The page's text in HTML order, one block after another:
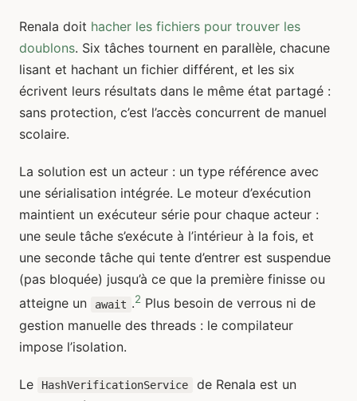
Renala doit hacher les fichiers pour trouver les
doublons. Six tâches tournent en parallèle, chacune
lisant et hachant un fichier différent, et les six
écrivent leurs résultats dans le même état partagé :
sans protection, c’est l’accès concurrent de manuel
scolaire.
La solution est un acteur : un type référence avec
une sérialisation intégrée. Le moteur d’exécution
maintient un exécuteur série pour chaque acteur :
une seule tâche s’exécute à l’intérieur à la fois, et
une seconde tâche qui tente d’entrer est suspendue
(pas bloquée) jusqu’à ce que la première finisse ou
atteigne un
await .2 Plus besoin de verrous ni de
gestion manuelle des threads : le compilateur
impose l’isolation.
Le HashVerificationService
de Renala est un